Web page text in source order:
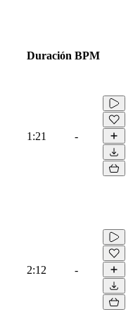
Duración BPM
1:21 -
2:12 -